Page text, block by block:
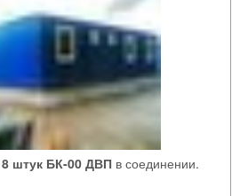
8 штук БК-00 ДВП в соединении.